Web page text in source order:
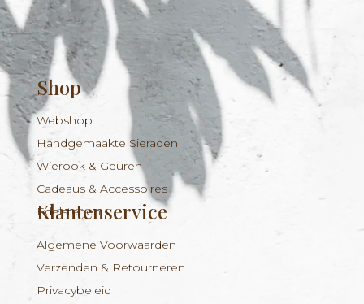
Shop
Webshop
Handgemaakte Sieraden
Wierook & Geuren
Cadeaus & Accessoires
Edelstenen
Klantenservice
Algemene Voorwaarden
Verzenden & Retourneren
Privacybeleid